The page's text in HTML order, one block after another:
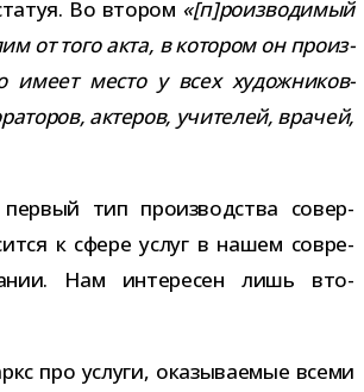
Во вто­ром «[п]роизводимый
от того акта, в кото­ром он про­из­
имеет место у всех художников-​
акте­ров, учи­те­лей, вра­чей,
тип про­из­вод­ства совер­
к сфере услуг в нашем совре­
Нам инте­ре­сен лишь вто­
про услуги, ока­зы­ва­е­мые всеми